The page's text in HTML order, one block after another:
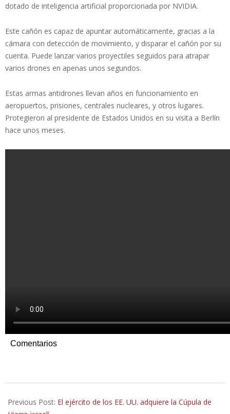
dotado de inteligencia artificial proporcionada por NVIDIA.
Este cañón es capaz de apuntar automáticamente, gracias a la
cámara con detección de movimiento, y disparar el cañón por su
cuenta. Puede lanzar varios proyectiles seguidos para atrapar
varios drones en apenas unos segundos.
Estas armas antidrones llevan años en funcionamiento en
aeropuertos, prisiones, centrales nucleares, y otros lugares.
Protegieron al presidente de Estados Unidos en su visita a Berlín
hace unos meses.
Comentarios
10-
Previous Post: El ejército de los EE. UU. adquiere la Cúpula de